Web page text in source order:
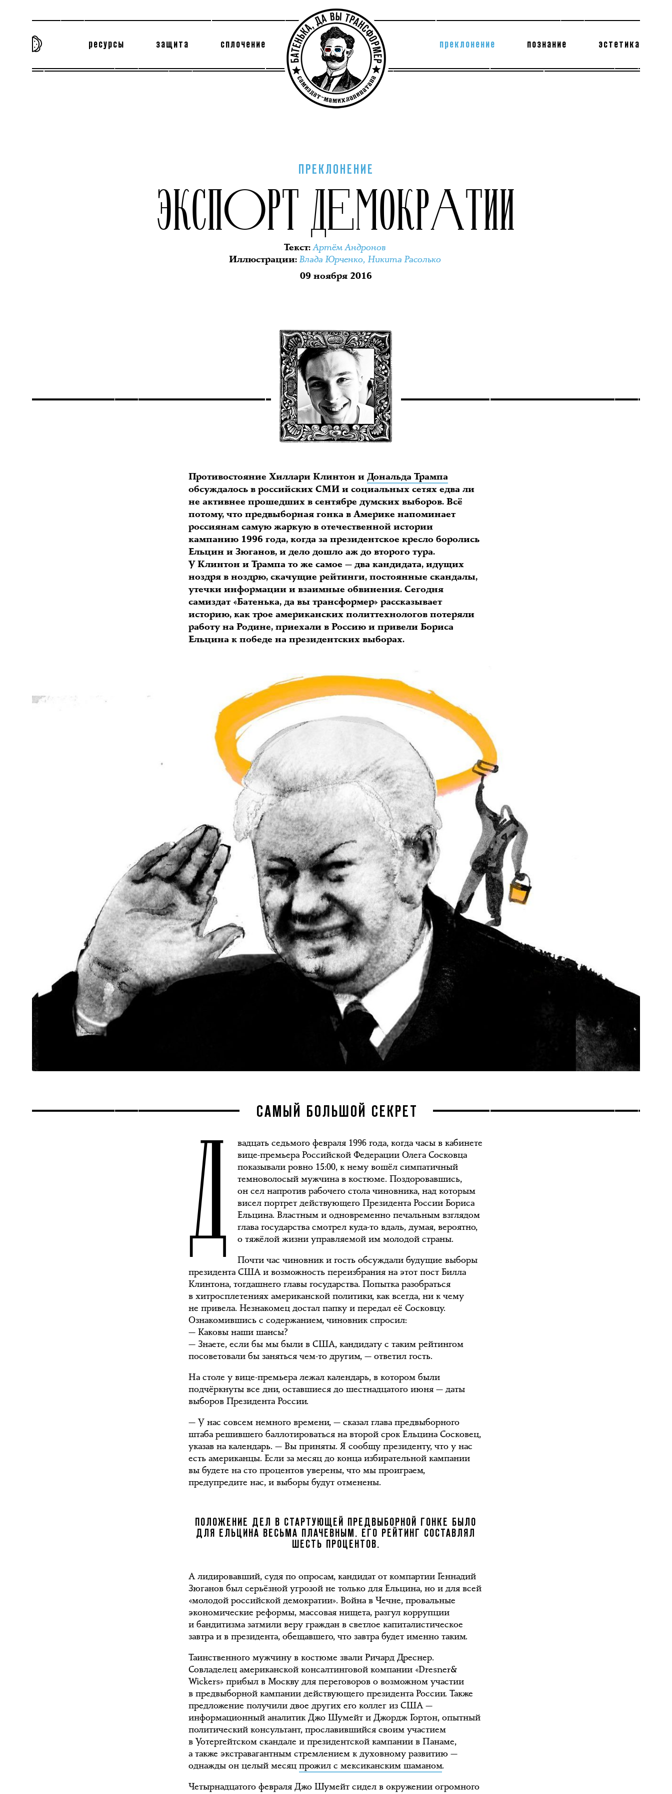
ресурсы защита сплочение преклонение познание эстетика
ПРЕКЛОНЕНИЕ
ЭКСПОРТ ДЕМОКРАТИИ
Текст:Артём Андронов
Иллюстрации:Влада Юрченко, Никита Расолько
09 ноября 2016
Противостояние Хиллари Клинтон иДональда Трампа
обсуждалось в российских СМИ и социальных сетях едва ли
не активнее прошедших в сентябре думских выборов. Всё
потому, что предвыборная гонка в Америке напоминает
россиянам самую жаркую в отечественной истории
кампанию 1996 года, когда за президентское кресло боролись
Ельцин и Зюганов, и дело дошло аж до второго тура.
У Клинтон и Трампа то же самое — два кандидата, идущих
ноздря в ноздрю, скачущие рейтинги, постоянные скандалы,
утечки информации и взаимные обвинения. Сегодня
самиздат «Батенька, да вы трансформер» рассказывает
историю, как трое американских политтехнологов потеряли
работу на Родине, приехали в Россию и привели Бориса
Ельцина к победе на президентских выборах.
САМЫЙ БОЛЬШОЙ СЕКРЕТ
Д
вадцать седьмого февраля 1996 года, когда часы в кабинете
вице-премьера Российской Федерации Олега Сосковца
показывали ровно 15:00, к нему вошёл симпатичный
темноволосый мужчина в костюме. Поздоровавшись,
он сел напротив рабочего стола чиновника, над которым
висел портрет действующего Президента России Бориса
Ельцина. Властным и одновременно печальным взглядом
глава государства смотрел куда-то вдаль, думая, вероятно,
о тяжёлой жизни управляемой им молодой страны.
Почти час чиновник и гость обсуждали будущие выборы
президента США и возможность переизбрания на этот пост Билла
Клинтона, тогдашнего главы государства. Попытка разобраться
в хитросплетениях американской политики, как всегда, ни к чему
не привела. Незнакомец достал папку и передал её Сосковцу.
Ознакомившись с содержанием, чиновник спросил:
— Каковы наши шансы?
— Знаете, если бы мы были в США, кандидату с таким рейтингом
посоветовали бы заняться чем-то другим, — ответил гость.
На столе у вице-премьера лежал календарь, в котором были
подчёркнуты все дни, оставшиеся до шестнадцатого июня — даты
выборов Президента России.
— У нас совсем немного времени, — сказал глава предвыборного
штаба решившего баллотироваться на второй срок Ельцина Сосковец,
указав на календарь. — Вы приняты. Я сообщу президенту, что у нас
есть американцы. Если за месяц до конца избирательной кампании
вы будете на сто процентов уверены, что мы проиграем,
предупредите нас, и выборы будут отменены.
ПОЛОЖЕНИЕ ДЕЛ В СТАРТУЮЩЕЙ ПРЕДВЫБОРНОЙ ГОНКЕ БЫЛО
ДЛЯ ЕЛЬЦИНА ВЕСЬМА ПЛАЧЕВНЫМ. ЕГО РЕЙТИНГ СОСТАВЛЯЛ
ШЕСТЬ ПРОЦЕНТОВ.
А лидировавший, судя по опросам, кандидат от компартии Геннадий
Зюганов был серьёзной угрозой не только для Ельцина, но и для всей
«молодой российской демократии». Война в Чечне, провальные
экономические реформы, массовая нищета, разгул коррупции
и бандитизма затмили веру граждан в светлое капиталистическое
завтра и в президента, обещавшего, что завтра будет именно таким.
Таинственного мужчину в костюме звали Ричард Дреснер.
Совладелец американской консалтинговой компании «Dresner&
Wickers» прибыл в Москву для переговоров о возможном участии
в предвыборной кампании действующего президента России. Также
предложение получили двое других его коллег из США —
информационный аналитик Джо Шумейт и Джордж Гортон, опытный
политический консультант, прославившийся своим участием
в Уотергейтском скандале и президентской кампании в Панаме,
а также экстравагантным стремлением к духовному развитию —
однажды он целый месяцпрожил с мексиканским шаманом.
Четырнадцатого февраля Джо Шумейт сидел в окружении огромного